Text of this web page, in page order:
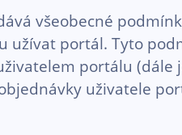
všeobecné
užívat portál. Tyto
portálu (dále
uživatele